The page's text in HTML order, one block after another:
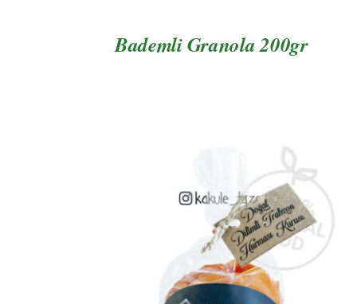
Bademli Granola 200gr
AYRINTILAR